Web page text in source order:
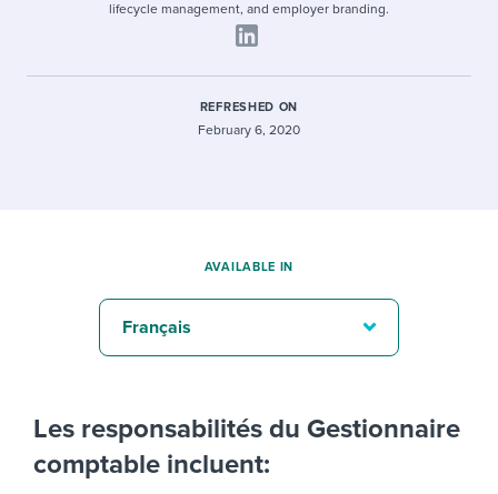
lifecycle management, and employer branding.
REFRESHED ON
February 6, 2020
Les responsabilités du Gestionnaire
comptable incluent:
AVAILABLE IN
Français